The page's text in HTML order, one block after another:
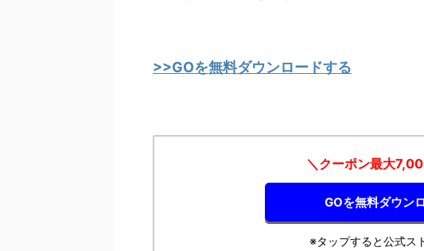
>>GOを無料ダウンロードする
＼クーポン最大
GOを無料ダウン
※タップすると公式ス